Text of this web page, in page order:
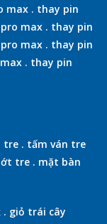
max . thay pin
max . thay pin
max . thay pin
. thay pin
tre . tấm ván tre
tre . mặt bàn
. giỏ trái cây